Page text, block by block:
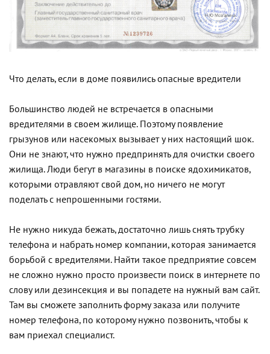
Что делать, если в доме появились опасные вредители
Большинство людей не встречается в опасными
вредителями в своем жилище. Поэтому появление
грызунов или насекомых вызывает у них настоящий шок.
Они не знают, что нужно предпринять для очистки своего
жилища. Люди бегут в магазины в поиске ядохимикатов,
которыми отравляют свой дом, но ничего не могут
поделать с непрошенными гостями.
Не нужно никуда бежать, достаточно лишь снять трубку
телефона и набрать номер компании, которая занимается
борьбой с вредителями. Найти такое предприятие совсем
не сложно нужно просто произвести поиск в интернете по
слову или дезинсекция и вы попадете на нужный вам сайт.
Там вы сможете заполнить форму заказа или получите
номер телефона, по которому нужно позвонить, чтобы к
вам приехал специалист.